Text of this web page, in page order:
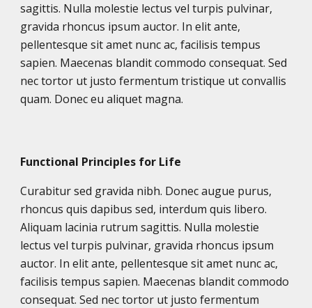
sagittis. Nulla molestie lectus vel turpis pulvinar,
gravida rhoncus ipsum auctor. In elit ante,
pellentesque sit amet nunc ac, facilisis tempus
sapien. Maecenas blandit commodo consequat. Sed
nec tortor ut justo fermentum tristique ut convallis
quam. Donec eu aliquet magna.
Functional Principles for Life
Curabitur sed gravida nibh. Donec augue purus,
rhoncus quis dapibus sed, interdum quis libero.
Aliquam lacinia rutrum sagittis. Nulla molestie
lectus vel turpis pulvinar, gravida rhoncus ipsum
auctor. In elit ante, pellentesque sit amet nunc ac,
facilisis tempus sapien. Maecenas blandit commodo
consequat. Sed nec tortor ut justo fermentum